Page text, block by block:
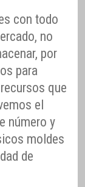
con todo
no
por
para
que
el
número y
moldes
de